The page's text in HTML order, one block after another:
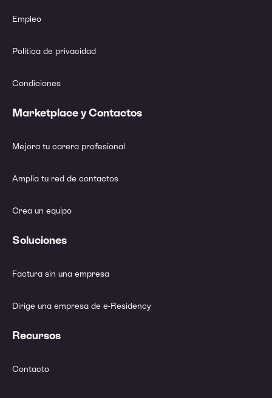
Empleo
Política de privacidad
Condiciones
Marketplace y Contactos
Mejora tu carera profesional
Amplía tu red de contactos
Crea un equipo
Soluciones
Factura sin una empresa
Dirige una empresa de e-Residency
Recursos
Contacto